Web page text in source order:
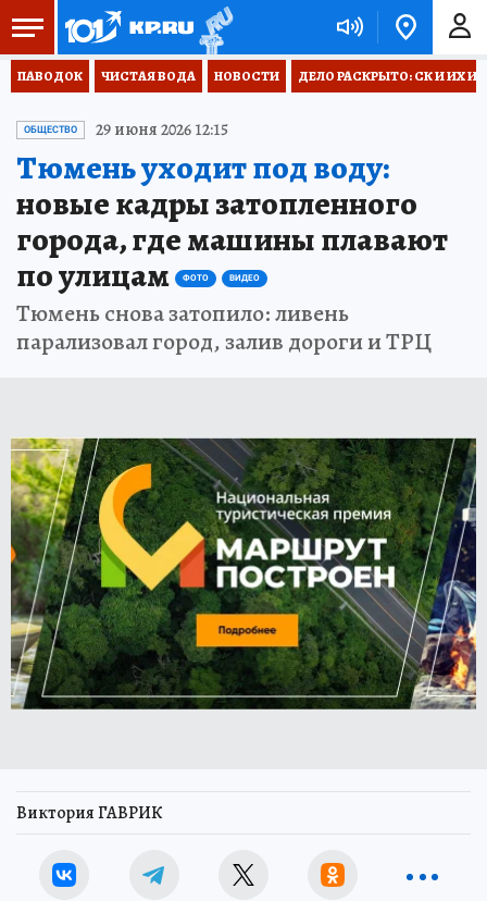
ПАВОДОК ЧИСТАЯ ВОДА НОВОСТИ ДЕЛО РАСКРЫТО: СК И ИХ
ОБЩЕСТВО 29 июня 2026 12:15
Тюмень уходит под воду:
новые кадры затопленного
города, где машины плавают
по улицам
ФОТО ВИДЕО
Тюмень снова затопило: ливень
парализовал город, залив дороги и ТРЦ
Виктория ГАВРИК